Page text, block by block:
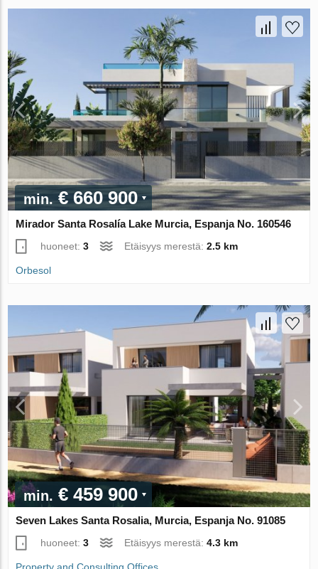
min. € 660 900
Mirador Santa Rosalía Lake Murcia, Espanja No. 160546
huoneet:3 Etäisyys merestä:2.5 km
Orbesol
min. € 459 900
Seven Lakes Santa Rosalia, Murcia, Espanja No. 91085
huoneet:3 Etäisyys merestä:4.3 km